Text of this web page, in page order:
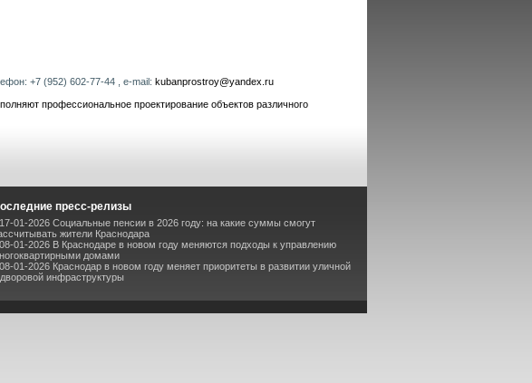
+7 (952) 602-77-44 , e-mail: kubanprostroy@yandex.ru
профессиональное проектирование объектов различного
пресс-релизы
17-01-2026 Социальные пенсии в 2026 году: на какие суммы смогут
жители Краснодара
08-01-2026 В Краснодаре в новом году меняются подходы к управлению
домами
08-01-2026 Краснодар в новом году меняет приоритеты в развитии уличной
инфраструктуры